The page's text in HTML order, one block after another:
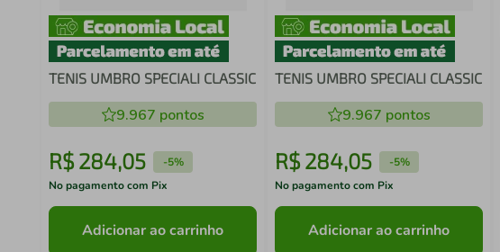
TENIS UMBRO SPECIALI CLASSIC
9.967 pontos
R$ 284,05 -5%
No pagamento com Pix
Adicionar ao carrinho
TENIS UMBRO SPECIALI CLASSIC
9.967 pontos
R$284,05 -5%
No pagamento com Pix
Adicionar ao carrinho